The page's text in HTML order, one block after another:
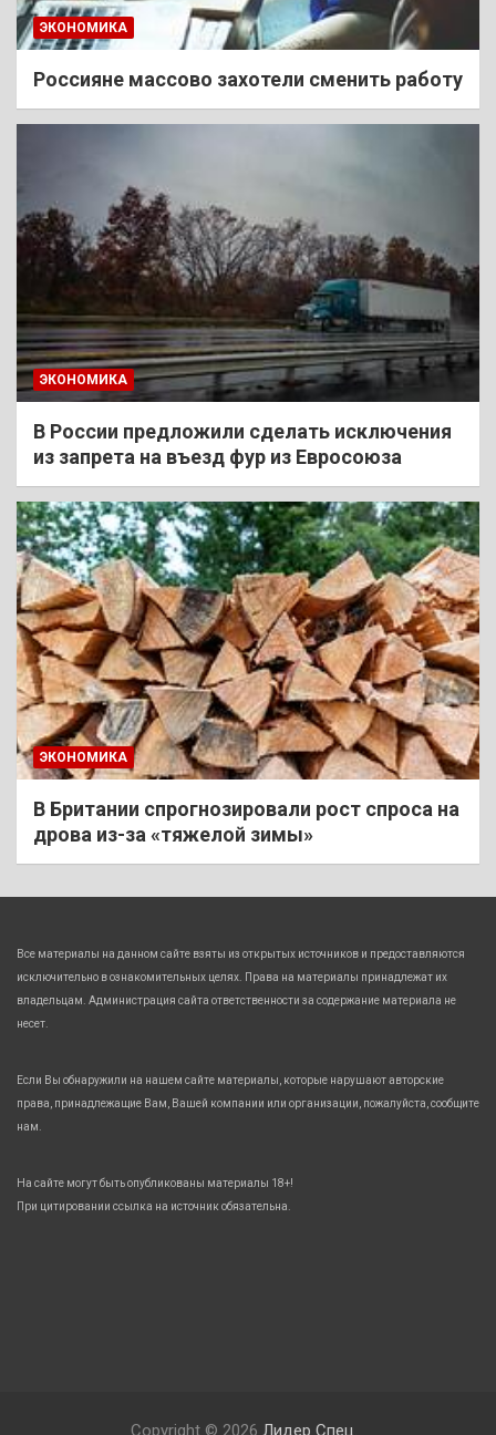
ЭКОНОМИКА
Россияне массово захотели сменить работу
ЭКОНОМИКА
В России предложили сделать исключения
из запрета на въезд фур из Евросоюза
ЭКОНОМИКА
В Британии спрогнозировали рост спроса на
дрова из-за «тяжелой зимы»
Все материалы на данном сайте взяты из открытых источников и предоставляются
исключительно в ознакомительных целях. Права на материалы принадлежат их
владельцам. Администрация сайта ответственности за содержание материала не
несет.
Если Вы обнаружили на нашем сайте материалы, которые нарушают авторские
права, принадлежащие Вам, Вашей компании или организации, пожалуйста, сообщите
нам.
На сайте могут быть опубликованы материалы 18+!
При цитировании ссылка на источник обязательна.
Copyright © 2026 Лидер Спец.